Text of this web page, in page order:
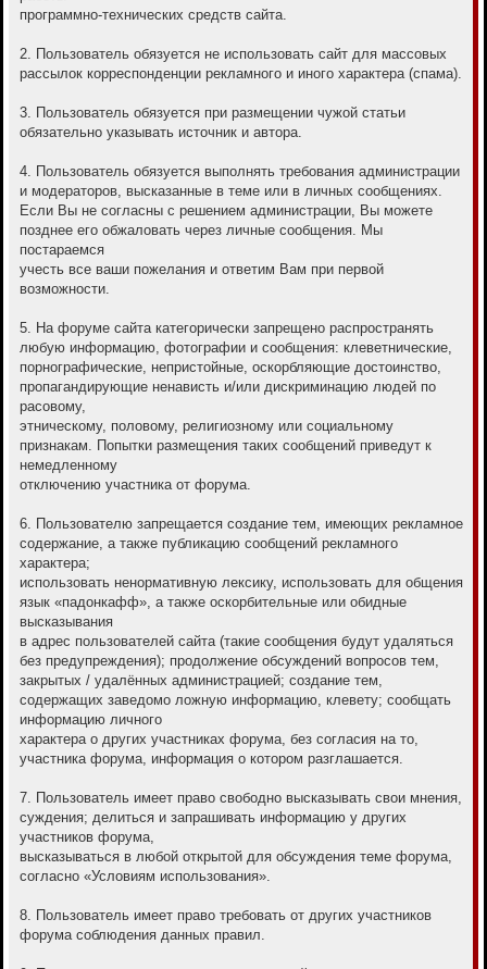
программно-технических средств сайта.
2. Пользователь обязуется не использовать сайт для массовых
рассылок корреспонденции рекламного и иного характера (спама).
3. Пользователь обязуется при размещении чужой статьи
обязательно указывать источник и автора.
4. Пользователь обязуется выполнять требования администрации
и модераторов, высказанные в теме или в личных сообщениях.
Если Вы не согласны с решением администрации, Вы можете
позднее его обжаловать через личные сообщения. Мы
постараемся
учесть все ваши пожелания и ответим Вам при первой
возможности.
5. На форуме сайта категорически запрещено распространять
любую информацию, фотографии и сообщения: клеветнические,
порнографические, непристойные, оскорбляющие достоинство,
пропагандирующие ненависть и/или дискриминацию людей по
расовому,
этническому, половому, религиозному или социальному
признакам. Попытки размещения таких сообщений приведут к
немедленному
отключению участника от форума.
6. Пользователю запрещается создание тем, имеющих рекламное
содержание, а также публикацию сообщений рекламного
характера;
использовать ненормативную лексику, использовать для общения
язык «падонкафф», а также оскорбительные или обидные
высказывания
в адрес пользователей сайта (такие сообщения будут удаляться
без предупреждения); продолжение обсуждений вопросов тем,
закрытых / удалённых администрацией; создание тем,
содержащих заведомо ложную информацию, клевету; сообщать
информацию личного
характера о других участниках форума, без согласия на то,
участника форума, информация о котором разглашается.
7. Пользователь имеет право свободно высказывать свои мнения,
суждения; делиться и запрашивать информацию у других
участников форума,
высказываться в любой открытой для обсуждения теме форума,
согласно «Условиям использования».
8. Пользователь имеет право требовать от других участников
форума соблюдения данных правил.